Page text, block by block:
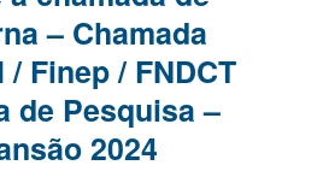
– Chamada
Finep / FNDCT
de Pesquisa –
2024